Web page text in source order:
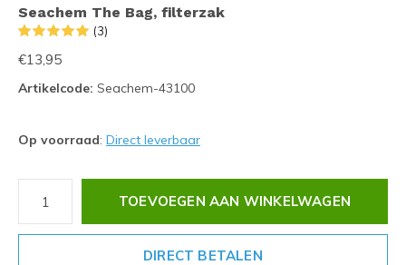
Seachem The Bag, filterzak
(3)
€13,95
Artikelcode: Seachem-43100
Op voorraad: Direct leverbaar
TOEVOEGEN AAN WINKELWAGEN
DIRECT BETALEN